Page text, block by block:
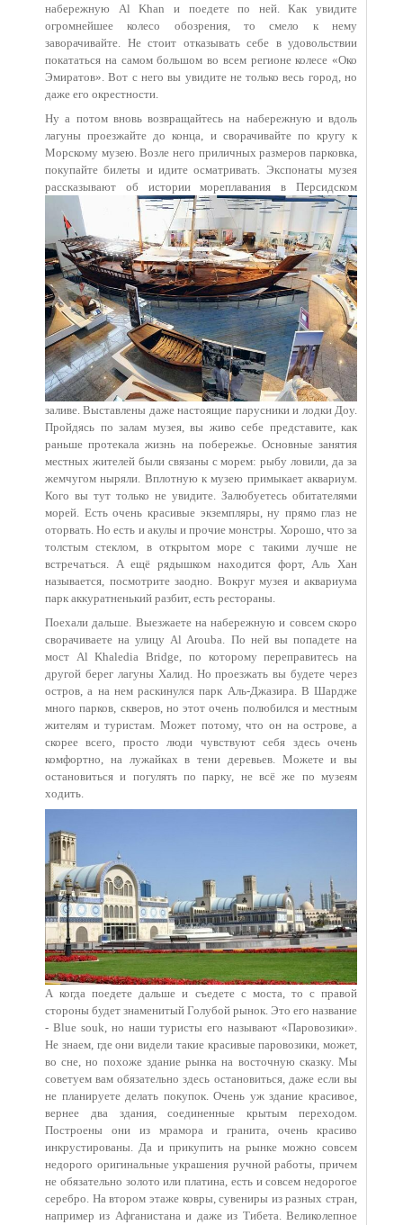
набережную Al Khan и поедете по ней. Как увидите
огромнейшее колесо обозрения, то смело к нему
заворачивайте. Не стоит отказывать себе в удовольствии
покататься на самом большом во всем регионе колесе «Око
Эмиратов». Вот с него вы увидите не только весь город, но
даже его окрестности.
Ну а потом вновь возвращайтесь на набережную и вдоль
лагуны проезжайте до конца, и сворачивайте по кругу к
Морскому музею. Возле него приличных размеров парковка,
покупайте билеты и идите осматривать. Экспонаты музея
рассказывают об историимореплавания в Персидском
заливе. Выставлены даже настоящие парусники и лодки Доу.
Пройдясь по залам музея, вы живо себе представите, как
раньше протекала жизнь на побережье. Основные занятия
местных жителей были связаны с морем: рыбу ловили, да за
жемчугом ныряли. Вплотную к музею примыкает аквариум.
Кого вы тут только не увидите. Залюбуетесь обитателями
морей. Есть очень красивые экземпляры, ну прямо глаз не
оторвать. Но есть и акулы и прочие монстры. Хорошо, что за
толстым стеклом, в открытом море с такими лучше не
встречаться. А ещё рядышком находится форт, Аль Хан
называется, посмотрите заодно. Вокруг музея и аквариума
парк аккуратненький разбит, есть рестораны.
Поехали дальше. Выезжаете на набережную и совсем скоро
сворачиваете на улицу Al Arouba. По ней вы попадете на
мост Al Khaledia Bridge, по которому переправитесь на
другой берег лагуны Халид. Но проезжать вы будете через
остров, а на нем раскинулся парк Аль-Джазира. В Шардже
много парков, скверов, но этот очень полюбился и местным
жителям и туристам. Может потому, что он на острове, а
скорее всего, просто люди чувствуют себя здесь очень
комфортно, на лужайках в тени деревьев. Можете и вы
остановиться и погулять по парку, не всё же по музеям
ходить.
А когда поедете дальше и съедете с моста, то с правой
стороны будет знаменитый Голубой рынок. Это его название
- Blue souk, но наши туристы его называют «Паровозики».
Не знаем, где они видели такие красивые паровозики, может,
во сне, но похоже здание рынка на восточную сказку. Мы
советуем вам обязательно здесь остановиться, даже если вы
не планируете делать покупок. Очень уж здание красивое,
вернее два здания, соединенные крытым переходом.
Построены они из мрамора и гранита, очень красиво
инкрустированы. Да и прикупить на рынке можно совсем
недорого оригинальные украшения ручной работы, причем
не обязательно золото или платина, есть и совсем недорогое
серебро. На втором этаже ковры, сувениры из разных стран,
например из Афганистана и даже из Тибета. Великолепное